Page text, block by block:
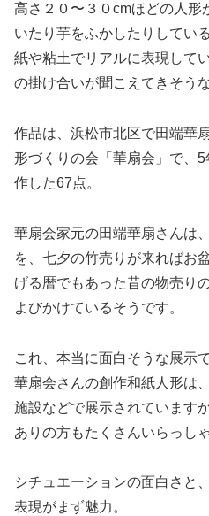
高さ２０〜３０cmほどの人形
いたり芋をふかしたりしてい
紙や粘土でリアルに表現して
の掛け合いが聞こえてきそうな
作品は、浜松市北区で田端華
形づくりの会「華扇会」で、
作した67点。
華扇会家元の田端華扇さんは
を、七夕の竹売りが来ればお
げる暦でもあった昔の物売り
よびかけているそうです。
これ、本当に面白そうな展示で
華扇会さんの創作和紙人形は
施設などで展示されています
ありの方もたくさんいらっし
シチュエーションの面白さと
表現がまず魅力。